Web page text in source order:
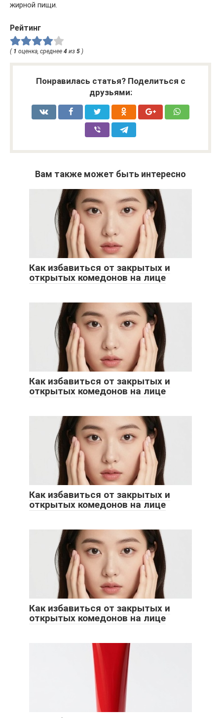
жирной пищи.
Рейтинг
( 1 оценка, среднее 4 из 5 )
Понравилась статья? Поделиться с
друзьями:
Вам также может быть интересно
Как избавиться от закрытых и
открытых комедонов на лице
Как избавиться от закрытых и
открытых комедонов на лице
Как избавиться от закрытых и
открытых комедонов на лице
Как избавиться от закрытых и
открытых комедонов на лице